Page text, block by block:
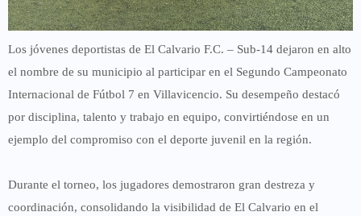
Los jóvenes deportistas de El Calvario F.C. – Sub-14 dejaron en alto
el nombre de su municipio al participar en el Segundo Campeonato
Internacional de Fútbol 7 en Villavicencio. Su desempeño destacó
por disciplina, talento y trabajo en equipo, convirtiéndose en un
ejemplo del compromiso con el deporte juvenil en la región.
Durante el torneo, los jugadores demostraron gran destreza y
coordinación, consolidando la visibilidad de El Calvario en el